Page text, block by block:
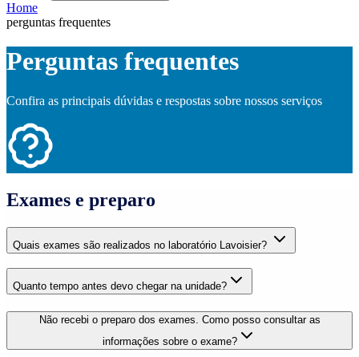
Home
perguntas frequentes
Perguntas frequentes
Confira as principais dúvidas e respostas sobre nossos serviços
Exames e preparo
Quais exames são realizados no laboratório Lavoisier?
Quanto tempo antes devo chegar na unidade?
Não recebi o preparo dos exames. Como posso consultar as
informações sobre o exame?